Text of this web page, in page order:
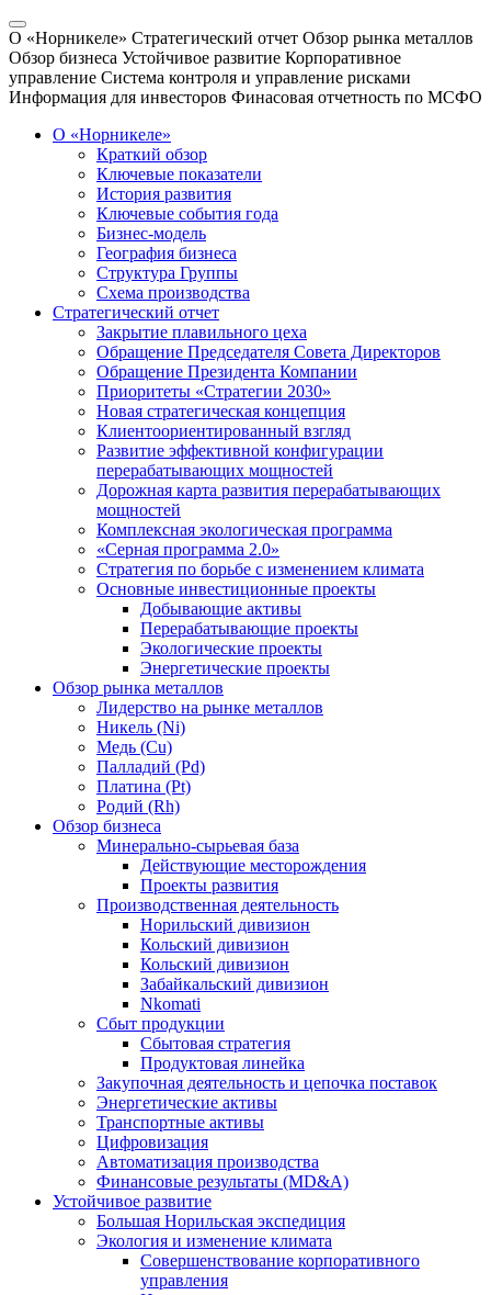
О «Норникеле» Стратегический отчет Обзор рынка металлов
Обзор бизнеса Устойчивое развитие Корпоративное
управление Система контроля и управление рисками
Информация для инвесторов Финасовая отчетность по МСФО
О «Норникеле»
Краткий обзор
Ключевые показатели
История развития
Ключевые события года
Бизнес-модель
География бизнеса
Структура Группы
Схема производства
Стратегический отчет
Закрытие плавильного цеха
Обращение Председателя Совета Директоров
Обращение Президента Компании
Приоритеты «Стратегии 2030»
Новая стратегическая концепция
Клиентоориентированный взгляд
Развитие эффективной конфигурации
перерабатывающих мощностей
Дорожная карта развития перерабатывающих
мощностей
Комплексная экологическая программа
«Серная программа 2.0»
Стратегия по борьбе с изменением климата
Основные инвестиционные проекты
Добывающие активы
Перерабатывающие проекты
Экологические проекты
Энергетические проекты
Обзор рынка металлов
Лидерство на рынке металлов
Никель (Ni)
Медь (Cu)
Палладий (Pd)
Платина (Pt)
Родий (Rh)
Обзор бизнеса
Минерально-сырьевая база
Действующие месторождения
Проекты развития
Производственная деятельность
Норильский дивизион
Кольский дивизион
Кольский дивизион
Забайкальский дивизион
Nkomati
Сбыт продукции
Сбытовая стратегия
Продуктовая линейка
Закупочная деятельность и цепочка поставок
Энергетические активы
Транспортные активы
Цифровизация
Автоматизация производства
Финансовые результаты (MD&A)
Устойчивое развитие
Большая Норильская экспедиция
Экология и изменение климата
Совершенствование корпоративного
управления